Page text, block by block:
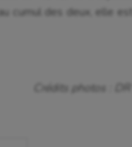
cumul des deux, elle est
Crédits photos : DR